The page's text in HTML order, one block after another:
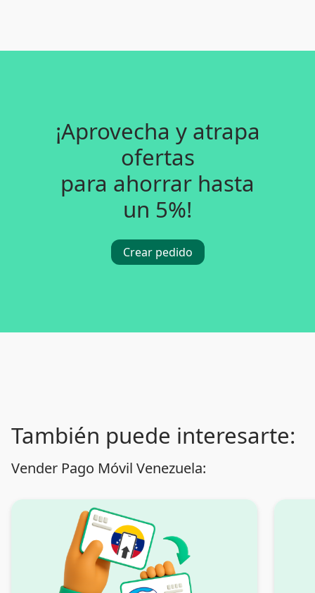
¡Aprovecha y atrapa
ofertas
para ahorrar hasta
un 5%!
Crear pedido
También puede interesarte:
Vender Pago Móvil Venezuela: